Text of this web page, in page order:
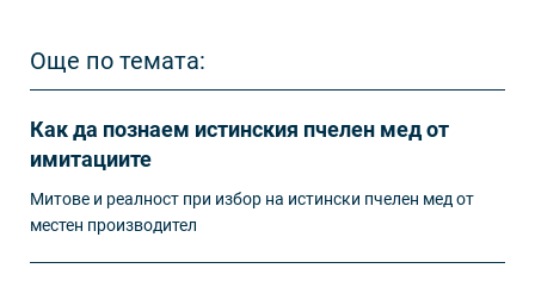
Още по темата:
Как да познаем истинския пчелен мед от
имитациите
Митове и реалност при избор на истински пчелен мед от
местен производител